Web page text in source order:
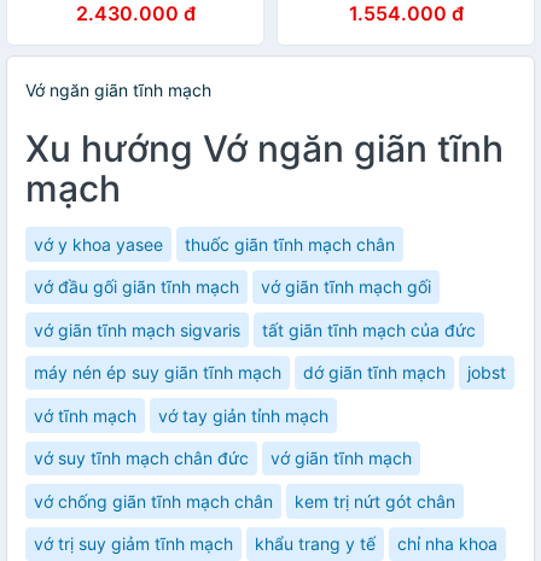
2.430.000 đ 1.554.000 đ
Vớ ngăn giãn tĩnh mạch
Xu hướng Vớ ngăn giãn tĩnh
mạch
vớ y khoa yasee thuốc giãn tĩnh mạch chân
vớ đầu gối giãn tĩnh mạch vớ giãn tĩnh mạch gối
vớ giãn tĩnh mạch sigvaris tất giãn tĩnh mạch của đức
máy nén ép suy giãn tĩnh mạch dớ giãn tĩnh mạch jobst
vớ tĩnh mạch vớ tay giản tỉnh mạch
vớ suy tĩnh mạch chân đức vớ giãn tĩnh mạch
vớ chống giãn tĩnh mạch chân kem trị nứt gót chân
vớ trị suy giảm tĩnh mạch khẩu trang y tế chỉ nha khoa